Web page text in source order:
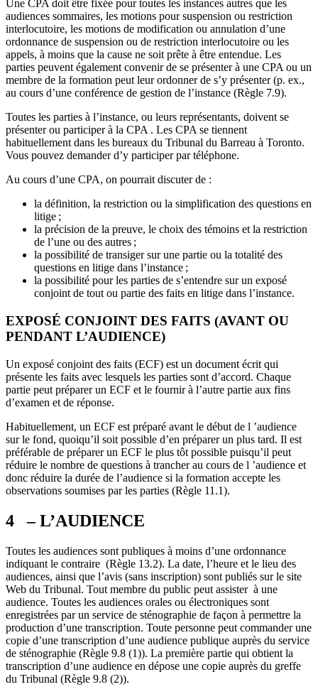
Une CPA doit être fixée pour toutes les instances autres que les
audiences sommaires, les motions pour suspension ou restriction
interlocutoire, les motions de modification ou annulation d’une
ordonnance de suspension ou de restriction interlocutoire ou les
appels, à moins que la cause ne soit prête à être entendue. Les
parties peuvent également convenir de se présenter à une CPA ou un
membre de la formation peut leur ordonner de s’y présenter (p. ex.,
au cours d’une conférence de gestion de l’instance (Règle 7.9).
Toutes les parties à l’instance, ou leurs représentants, doivent se
présenter ou participer à la CPA . Les CPA se tiennent
habituellement dans les bureaux du Tribunal du Barreau à Toronto.
Vous pouvez demander d’y participer par téléphone.
Au cours d’une CPA, on pourrait discuter de :
la définition, la restriction ou la simplification des questions en
litige ;
la précision de la preuve, le choix des témoins et la restriction
de l’une ou des autres ;
la possibilité de transiger sur une partie ou la totalité des
questions en litige dans l’instance ;
la possibilité pour les parties de s’entendre sur un exposé
conjoint de tout ou partie des faits en litige dans l’instance.
EXPOSÉ CONJOINT DES FAITS (AVANT OU
PENDANT L’AUDIENCE)
Un exposé conjoint des faits (ECF) est un document écrit qui
présente les faits avec lesquels les parties sont d’accord. Chaque
partie peut préparer un ECF et le fournir à l’autre partie aux fins
d’examen et de réponse.
Habituellement, un ECF est préparé avant le début de l ’audience
sur le fond, quoiqu’il soit possible d’en préparer un plus tard. Il est
préférable de préparer un ECF le plus tôt possible puisqu’il peut
réduire le nombre de questions à trancher au cours de l ’audience et
donc réduire la durée de l’audience si la formation accepte les
observations soumises par les parties (Règle 11.1).
4 – L’AUDIENCE
Toutes les audiences sont publiques à moins d’une ordonnance
indiquant le contraire (Règle 13.2). La date, l’heure et le lieu des
audiences, ainsi que l’avis (sans inscription) sont publiés sur le site
Web du Tribunal. Tout membre du public peut assister à une
audience. Toutes les audiences orales ou électroniques sont
enregistrées par un service de sténographie de façon à permettre la
production d’une transcription. Toute personne peut commander une
copie d’une transcription d’une audience publique auprès du service
de sténographie (Règle 9.8 (1)). La première partie qui obtient la
transcription d’une audience en dépose une copie auprès du greffe
du Tribunal (Règle 9.8 (2)).